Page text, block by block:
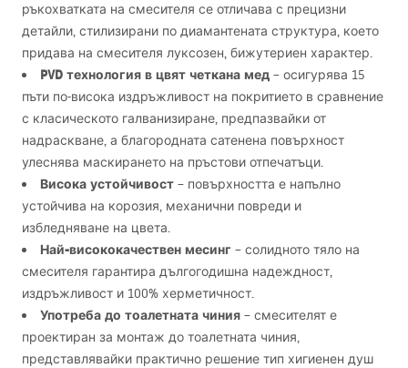
ръкохватката на смесителя се отличава с прецизни
детайли, стилизирани по диамантената структура, което
придава на смесителя луксозен, бижутериен характер.
PVD технология в цвят четкана мед – осигурява 15
пъти по-висока издръжливост на покритието в сравнение
с класическото галванизиране, предпазвайки от
надраскване, а благородната сатенена повърхност
улеснява маскирането на пръстови отпечатъци.
Висока устойчивост – повърхността е напълно
устойчива на корозия, механични повреди и
избледняване на цвета.
Най-висококачествен месинг – солидното тяло на
смесителя гарантира дългогодишна надеждност,
издръжливост и 100% херметичност.
Употреба до тоалетната чиния – смесителят е
проектиран за монтаж до тоалетната чиния,
представлявайки практично решение тип хигиенен душ